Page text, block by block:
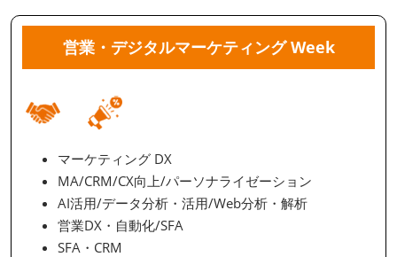
営業・デジタルマーケティング Week
マーケティング DX
MA/CRM/CX向上/パーソナライゼーション
AI活用/データ分析・活用/Web分析・解析
営業DX・自動化/SFA
SFA・CRM